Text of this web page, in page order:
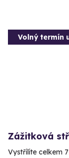
Volný termín
Zážitková
Vystřílíte celkem